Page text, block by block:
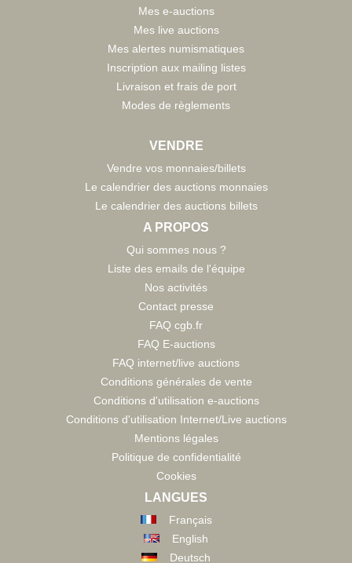
Mes e-auctions
Mes live auctions
Mes alertes numismatiques
Inscription aux mailing listes
Livraison et frais de port
Modes de règlements
VENDRE
Vendre vos monnaies/billets
Le calendrier des auctions monnaies
Le calendrier des auctions billets
A PROPOS
Qui sommes nous ?
Liste des emails de l'équipe
Nos activités
Contact presse
FAQ cgb.fr
FAQ E-auctions
FAQ internet/live auctions
Conditions générales de vente
Conditions d'utilisation e-auctions
Conditions d'utilisation Internet/Live auctions
Mentions légales
Politique de confidentialité
Cookies
LANGUES
Français
English
Deutsch